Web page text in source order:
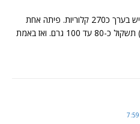
לגביי פיתה, אז ב-100 גרם פיתה יש בערך כ270 קלוריות. פיתה אחת
(מהסוג שמכינים לך בה שווארמה) תשקול כ-80 עד 100 גרם. ואז באמת